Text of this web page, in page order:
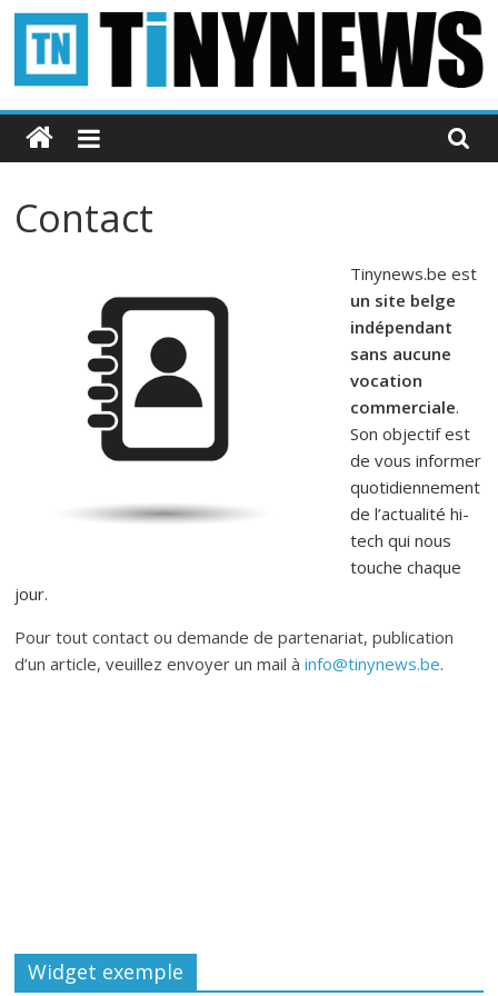
Passer
contenu
Tinynews
Le
belge
Contact
Tinynews.be est
un site belge
indépendant
sans aucune
vocation
commerciale.
Son objectif est
de vous informer
quotidiennement
de l’actualité hi-
tech qui nous
touche chaque
jour.
Pour tout contact ou demande de partenariat, publication
d’un article, veuillez envoyer un mail àinfo@tinynews.be.
Widget exemple